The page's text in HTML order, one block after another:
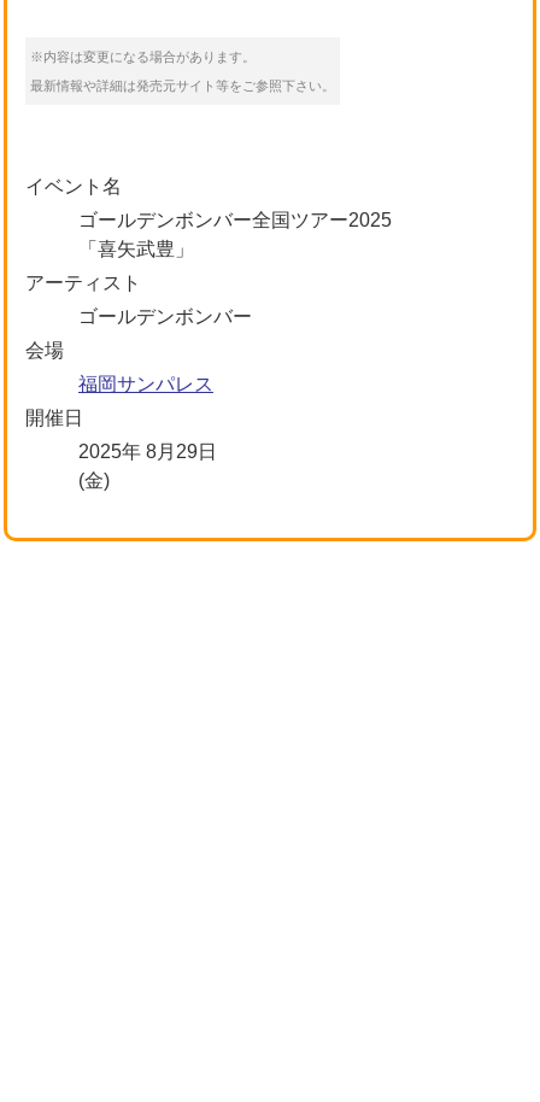
※内容は変更になる場合があります。
最新情報や詳細は発売元サイト等をご参照下さい。
イベント名
ゴールデンボンバー全国ツアー2025
「喜矢武豊」
アーティスト
ゴールデンボンバー
会場
福岡サンパレス
開催日
2025年 8月29日
(金)